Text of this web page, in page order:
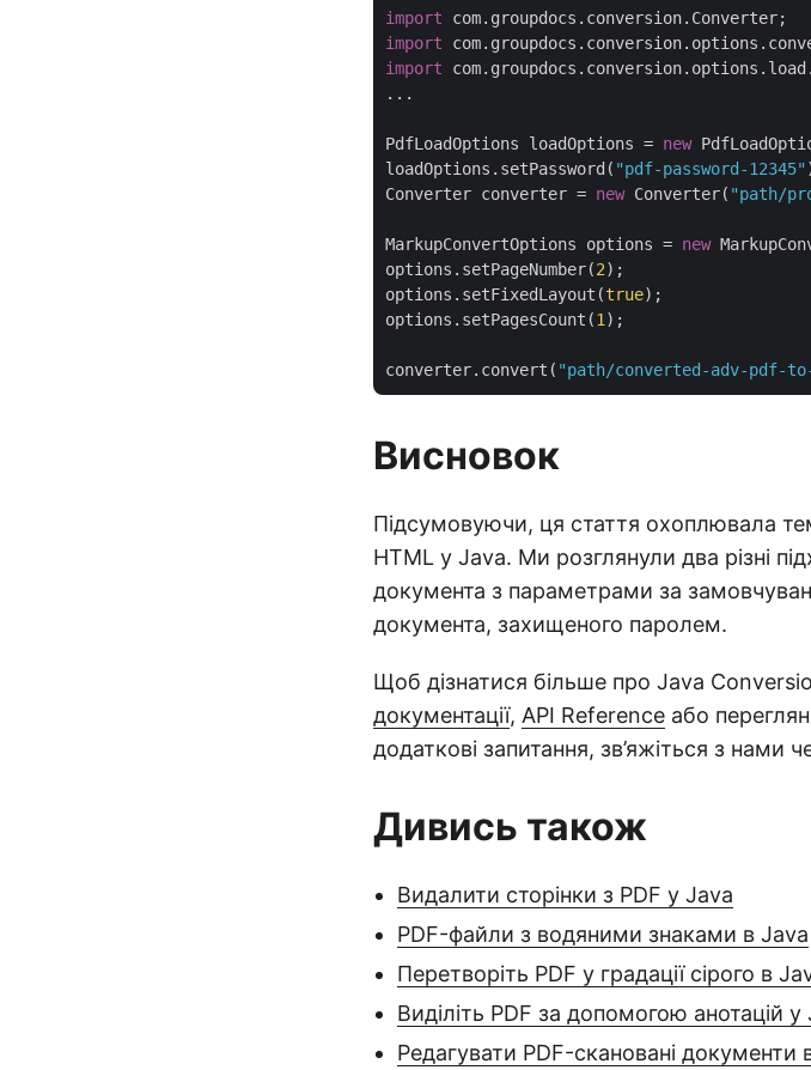
import
import
import
...
PdfLoadOptions loadOptions = new
loadOptions.setPassword( "pdf-password-12345"
Converter converter = new Converter( "path/
MarkupConvertOptions options = new
options.setPageNumber(2);
options.setFixedLayout(true);
options.setPagesCount(1 );
converter.convert( "path/converted-adv-pdf-
Висновок
Підсумовуючи, ця стаття охоплювала
HTML у Java. Ми розглянули два різні
документа з параметрами за
документа, захищеного паролем.
Щоб дізнатися більше про Java
документації, API Reference або
додаткові запитання, зв’яжіться з нами
Дивись також
Видалити сторінки з PDF у Java
PDF-файли з водяними знаками в Java
Перетворіть PDF у градації сірого в
Виділіть PDF за допомогою анотацій у
Редагувати PDF-скановані документи